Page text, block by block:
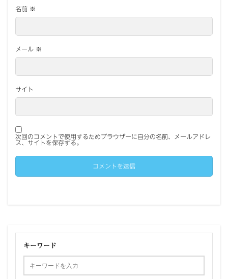
名前 ※
メール ※
サイト
次回のコメントで使用するためブラウザーに自分の名前、メールアドレ
ス、サイトを保存する。
キーワード